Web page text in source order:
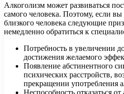
Алкоголизм может развиваться
самого человека. Поэтому, если вы
близкого человека следующие
немедленно обратиться к
Потребность в увеличении
достижения желаемого
Появление абстинентного
психических расстройств,
прекращении употребления
Неспособность отказаться